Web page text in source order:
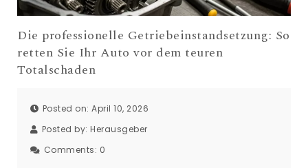
Die professionelle Getriebeinstandsetzung: So
retten Sie Ihr Auto vor dem teuren
Totalschaden
Posted on: April 10, 2026
Posted by: Herausgeber
Comments: 0